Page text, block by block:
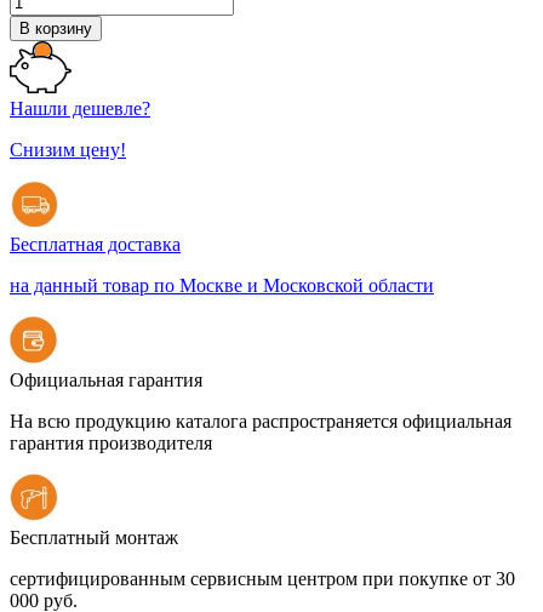
В корзину
Нашли дешевле?
Снизим цену!
Бесплатная доставка
на данный товар по Москве и Московской области
Официальная гарантия
На всю продукцию каталога распространяется официальная
гарантия производителя
Бесплатный монтаж
сертифицированным сервисным центром при покупке от 30
000 руб.